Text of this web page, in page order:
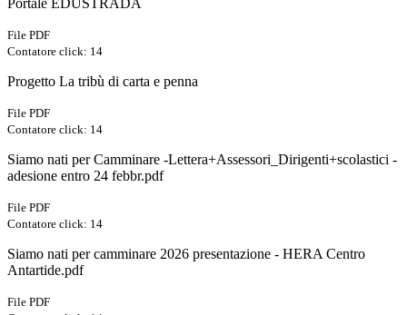
Portale EDUSTRADA
File PDF
Contatore click: 14
Progetto La tribù di carta e penna
File PDF
Contatore click: 14
Siamo nati per Camminare -Lettera+Assessori_Dirigenti+scolastici -
adesione entro 24 febbr.pdf
File PDF
Contatore click: 14
Siamo nati per camminare 2026 presentazione - HERA Centro
Antartide.pdf
File PDF